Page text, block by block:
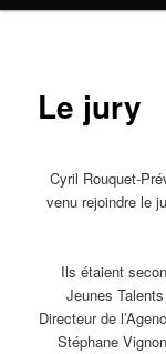
Le jury
Cyril Rouquet-
venu rejoindre le
Ils étaient
Jeunes
Directeur de
Stéphane